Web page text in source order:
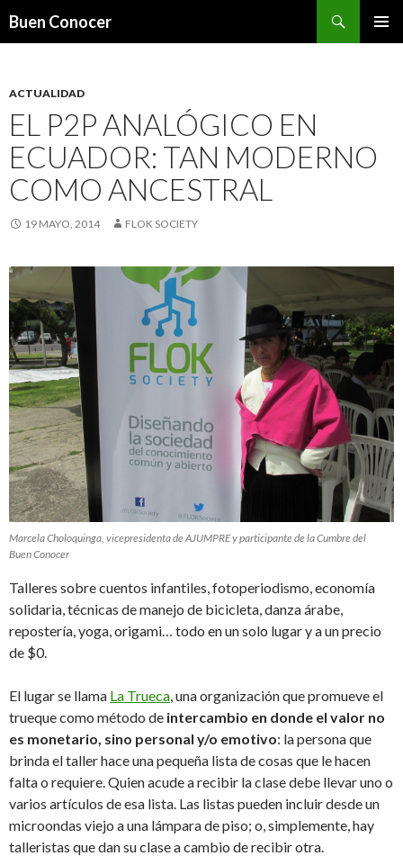
Buen Conocer
ACTUALIDAD
EL P2P ANALÓGICO EN
ECUADOR: TAN MODERNO
COMO ANCESTRAL
19 MAYO, 2014 FLOK SOCIETY
Marcela Choloquinga, vicepresidenta de AJUMPRE y participante de la Cumbre del
Buen Conocer
Talleres sobre cuentos infantiles, fotoperiodismo, economía
solidaria, técnicas de manejo de bicicleta, danza árabe,
repostería, yoga, origami… todo en un solo lugar y a un precio
de $0.
El lugar se llama La Trueca , una organización que promueve el
trueque como método de intercambio en donde el valor no
es monetario, sino personal y/o emotivo: la persona que
brinda el taller hace una pequeña lista de cosas que le hacen
falta o requiere. Quien acude a recibir la clase debe llevar uno o
varios artículos de esa lista. Las listas pueden incluir desde un
microondas viejo a una lámpara de piso; o, simplemente, hay
talleristas que dan su clase a cambio de recibir otra.